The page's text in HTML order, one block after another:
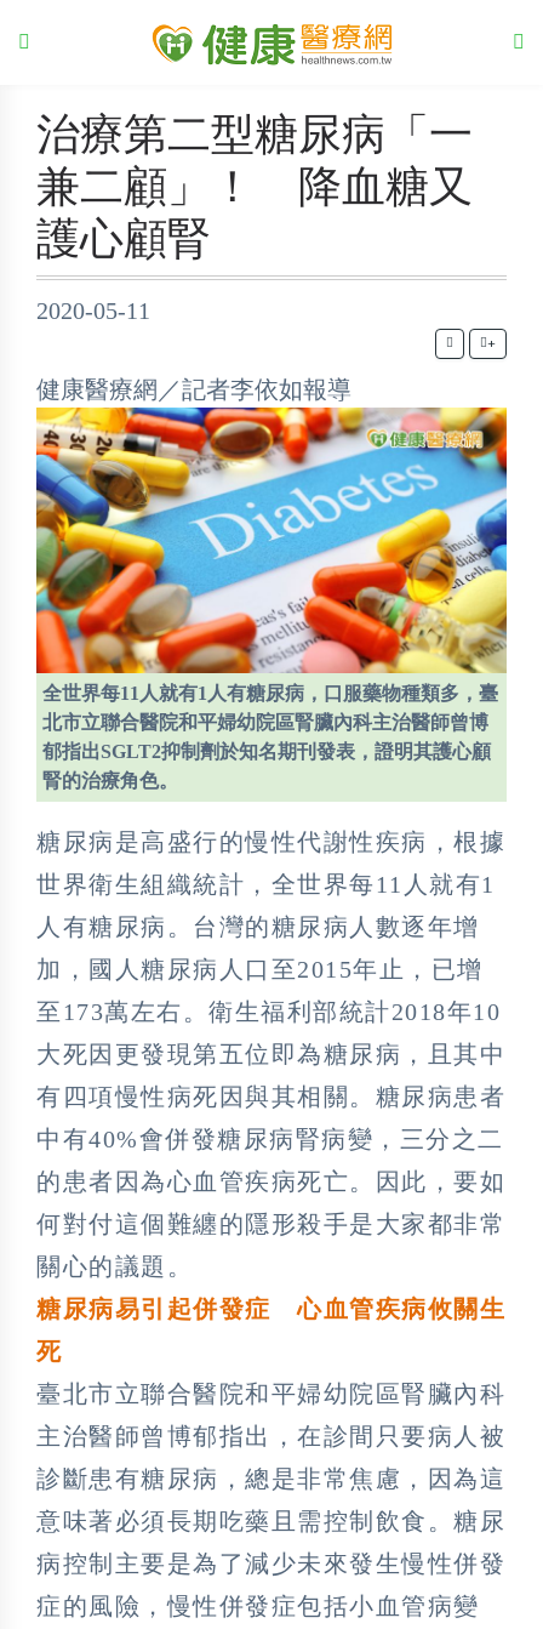
治療第二型糖尿病「一
兼二顧」！ 降血糖又
護心顧腎
2020-05-11
+
健康醫療網／記者李依如報導
全世界每11人就有1人有糖尿病，口服藥物種類多，臺
北市立聯合醫院和平婦幼院區腎臟內科主治醫師曾博
郁指出SGLT2抑制劑於知名期刊發表，證明其護心顧
腎的治療角色。
糖尿病是高盛行的慢性代謝性疾病，根據
世界衛生組織統計，全世界每11人就有1
人有糖尿病。台灣的糖尿病人數逐年增
加，國人糖尿病人口至2015年止，已增
至173萬左右。衛生福利部統計2018年10
大死因更發現第五位即為糖尿病，且其中
有四項慢性病死因與其相關。糖尿病患者
中有40%會併發糖尿病腎病變，三分之二
的患者因為心血管疾病死亡。因此，要如
何對付這個難纏的隱形殺手是大家都非常
關心的議題。
糖尿病易引起併發症 心血管疾病攸關生
死
臺北市立聯合醫院和平婦幼院區腎臟內科
主治醫師曾博郁指出，在診間只要病人被
診斷患有糖尿病，總是非常焦慮，因為這
意味著必須長期吃藥且需控制飲食。糖尿
病控制主要是為了減少未來發生慢性併發
症的風險，慢性併發症包括小血管病變